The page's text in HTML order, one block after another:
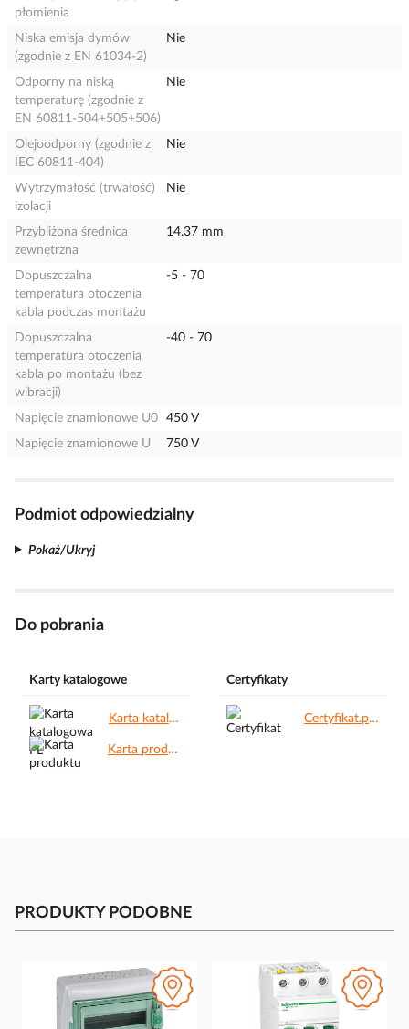
płomienia
Niska emisja dymów
(zgodnie z EN 61034-2)
Nie
Odporny na niską
temperaturę (zgodnie z
EN 60811-504+505+506)
Nie
Olejoodporny (zgodnie z
IEC 60811-404)
Nie
Wytrzymałość (trwałość)
izolacji
Nie
Przybliżona średnica
zewnętrzna
14.37 mm
Dopuszczalna
temperatura otoczenia
kabla podczas montażu
-5 - 70
Dopuszczalna
temperatura otoczenia
kabla po montażu (bez
wibracji)
-40 - 70
Napięcie znamionowe U0
450 V
Napięcie znamionowe U
750 V
Podmiot odpowiedzialny
Pokaż/Ukryj
Do pobrania
Karty katalogowe
Karta katalogowa PL.pdf
Karta produktu.pdf
Certyfikaty
Certyfikat.pdf
PRODUKTY PODOBNE